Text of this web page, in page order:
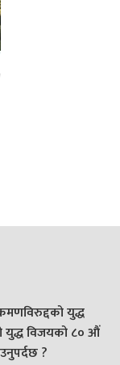
युद्ध
युद्ध विजयको ८० औं
?